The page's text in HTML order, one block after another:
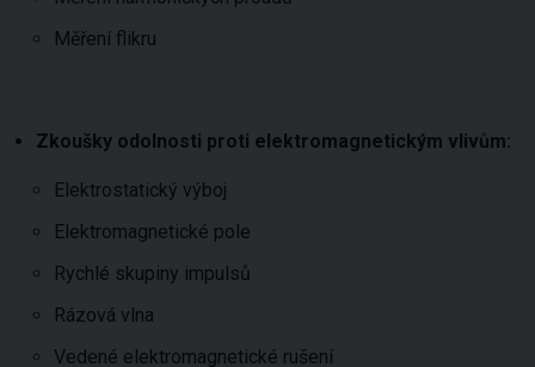
Měření flikru
Zkoušky odolnosti proti elektromagnetickým vlivům:
Elektrostatický výboj
Elektromagnetické pole
Rychlé skupiny impulsů
Rázová vlna
Vedené elektromagnetické rušení